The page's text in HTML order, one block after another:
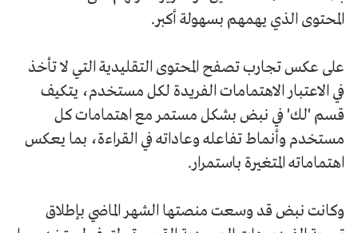
المحتوى الذي يهمهم بسهولة أكبر.
على عكس تجارب تصفح المحتوى التقليدية التي لا تأخذ
في الاعتبار الاهتمامات الفريدة لكل مستخدم، يتكيف
قسم 'لك' في نبض بشكل مستمر مع اهتمامات كل
مستخدم وأنماط تفاعله وعاداته في القراءة، بما يعكس
اهتماماته المتغيرة باستمرار.
وكانت نبض قد وسعت منصتها الشهر الماضي بإطلاق